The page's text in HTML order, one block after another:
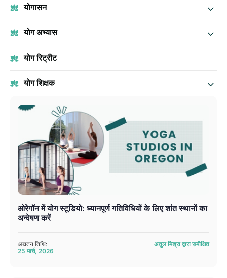
योगासन
योग अभ्यास
योग रिट्रीट
योग शिक्षक
ओरेगॉन में योग स्टूडियो: ध्यानपूर्ण गतिविधियों के लिए शांत स्थानों का
अन्वेषण करें
अद्यतन तिथि:
25 मार्च, 2026
अतुल मिश्रा द्वारा समीक्षित